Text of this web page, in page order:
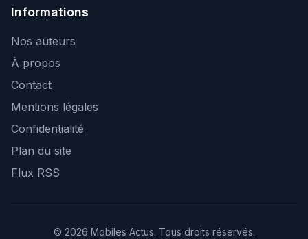
Informations
Nos auteurs
À propos
Contact
Mentions légales
Confidentialité
Plan du site
Flux RSS
© 2026 Mobiles Actus. Tous droits réservés.